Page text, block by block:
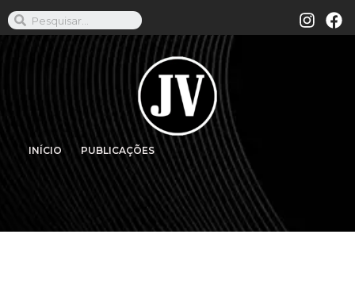
INÍCIO PUBLICAÇÕES